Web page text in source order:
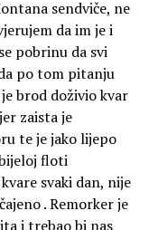
sendviče, ne
da im je i
pobrinu da svi
po tom pitanju
brod doživio kvar
zaista je
te je jako lijepo
floti
svaki dan, nije
. Remorker je
i trebao bi nas